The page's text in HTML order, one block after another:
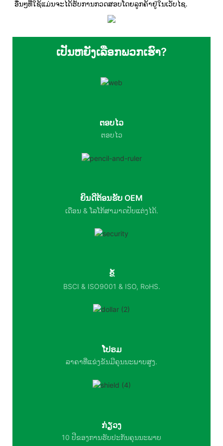
ອື່ນໆທີ່ໃຊ້ແມ່ນຈະໄດ້ຮັບການກວດສອບໂດຍລູກຄ້າຢູ່ໃນເວັບໄຊ.
ເປັນຫຍັງເລືອກພວກເຮົາ?
ຕອບໄວ
ຕອບໄວ
ຍິນດີຕ້ອນຮັບ OEM
ເດືອນ & ໂລໂກ້ສາມາດປັບແຕ່ງໄດ້.
ຂໍ້
BSCI & ISO9001 & ISO, RoHS.
ໂປຣມ
ລາຄາທີ່ແຂ່ງຂັນມີຄຸນນະພາບສູງ.
ກ່ຽວງ
10 ປີຂອງການຮັບປະກັນຄຸນນະພາບ